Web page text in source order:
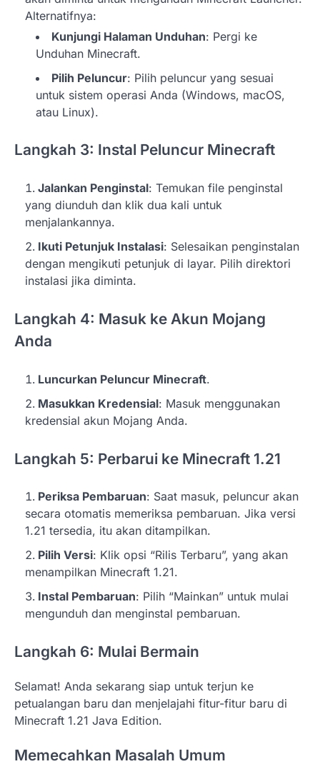
Alternatifnya:
Kunjungi Halaman Unduhan: Pergi ke
Unduhan Minecraft.
Pilih Peluncur: Pilih peluncur yang sesuai
untuk sistem operasi Anda (Windows, macOS,
atau Linux).
Langkah 3: Instal Peluncur Minecraft
Jalankan Penginstal: Temukan file penginstal
yang diunduh dan klik dua kali untuk
menjalankannya.
Ikuti Petunjuk Instalasi: Selesaikan penginstalan
dengan mengikuti petunjuk di layar. Pilih direktori
instalasi jika diminta.
Langkah 4: Masuk ke Akun Mojang
Anda
Luncurkan Peluncur Minecraft.
Masukkan Kredensial: Masuk menggunakan
kredensial akun Mojang Anda.
Langkah 5: Perbarui ke Minecraft 1.21
Periksa Pembaruan: Saat masuk, peluncur akan
secara otomatis memeriksa pembaruan. Jika versi
1.21 tersedia, itu akan ditampilkan.
Pilih Versi: Klik opsi “Rilis Terbaru”, yang akan
menampilkan Minecraft 1.21.
Instal Pembaruan: Pilih “Mainkan” untuk mulai
mengunduh dan menginstal pembaruan.
Langkah 6: Mulai Bermain
Selamat! Anda sekarang siap untuk terjun ke
petualangan baru dan menjelajahi fitur-fitur baru di
Minecraft 1.21 Java Edition.
Memecahkan Masalah Umum